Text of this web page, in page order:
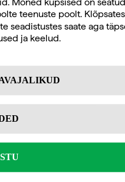
teenuste poolt.
seadistustes saate aga
ja keelud.
küsimuste kohta
esimeselt veebipoe